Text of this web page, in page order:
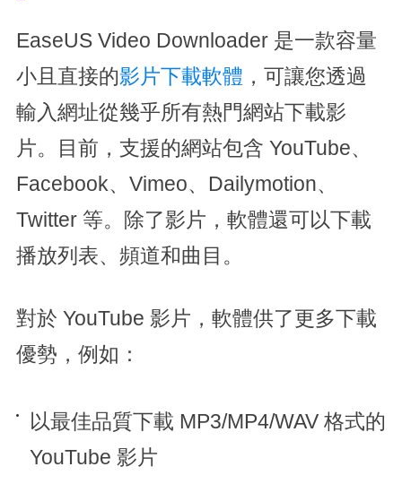
EaseUS Video Downloader 是一款容量
小且直接的影片下載軟體 ，可讓您透過
輸入網址從幾乎所有熱門網站下載影
片。目前，支援的網站包含 YouTube、
Facebook、Vimeo、Dailymotion、
Twitter 等。除了影片，軟體還可以下載
播放列表、頻道和曲目。
對於 YouTube 影片，軟體供了更多下載
優勢，例如：
以最佳品質下載 MP3/MP4/WAV 格式的
YouTube 影片